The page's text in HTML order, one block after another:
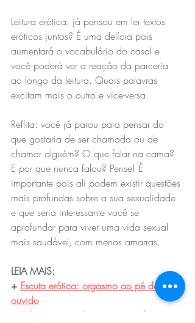
Leitura erótica: já pensou em ler textos
eróticos juntos? É uma delícia pois
aumentará o vocabulário do casal e
você poderá ver a reação da parceria
ao longo da leitura. Quais palavras
excitam mais o outro e vice-versa.
Reflita: você já parou para pensar do
que gostaria de ser chamada ou de
chamar alguém? O que falar na cama?
E por que nunca falou? Pense! É
importante pois ali podem existir questões
mais profundas sobre a sua sexualidade
e que seria interessante você se
aprofundar para viver uma vida sexual
mais saudável, com menos amarras.
LEIA MAIS:
+ Escuta erótica: orgasmo ao pé do
ouvido
5 livros para educar crianças feministas